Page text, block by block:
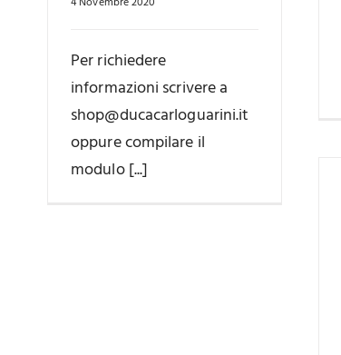
Per richiedere
informazioni scrivere a
shop@ducacarloguarini.it
oppure compilare il
modulo [...]